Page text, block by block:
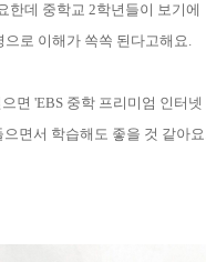
한데 중학교 2학년들이 보기에
으로 이해가 쏙쏙 된다고해요.
면 'EBS 중학 프리미엄 인터
으면서 학습해도 좋을 것 같아